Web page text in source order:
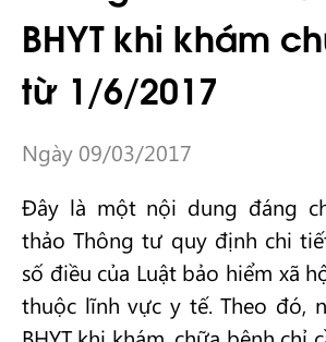
BHYT khi khám
từ 1/6/2017
Ngày 09/03/2017
Đây là một nội dung đáng
thảo Thông tư quy định chi
số điều của Luật bảo hiểm xã
thuộc lĩnh vực y tế. Theo đó,